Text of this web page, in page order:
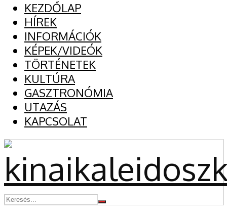
KEZDŐLAP
HÍREK
INFORMÁCIÓK
KÉPEK/VIDEÓK
TÖRTÉNETEK
KULTÚRA
GASZTRONÓMIA
UTAZÁS
KAPCSOLAT